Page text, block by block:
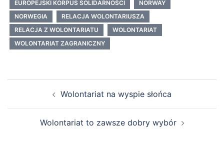
EUROPEJSKI KORPUS SOLIDARNOŚCI
NORWAY
NORWEGIA
RELACJA WOLONTARIUSZA
RELACJA Z WOLONTARIATU
WOLONTARIAT
WOLONTARIAT ZAGRANICZNY
Wolontariat na wyspie słońca
Wolontariat to zawsze dobry wybór